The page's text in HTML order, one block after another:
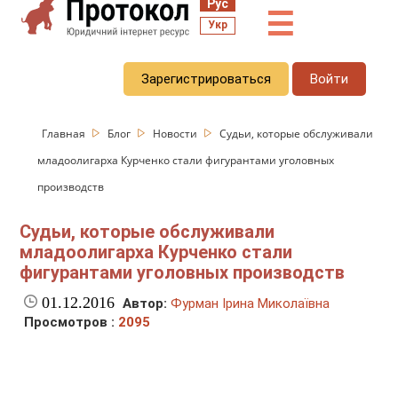
Рус
Укр ☰
Зарегистрироваться Войти
Главная Блог Новости
Судьи, которые обслуживали
младоолигарха Курченко стали фигурантами уголовных
производств
Судьи, которые обслуживали
младоолигарха Курченко стали
фигурантами уголовных производств
01.12.2016 Автор: Фурман Ірина Миколаївна
Просмотров : 2095